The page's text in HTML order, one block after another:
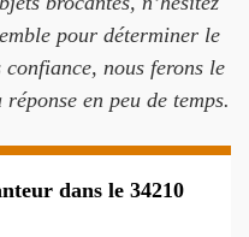
pour déterminer le
nous ferons le
en peu de temps.
dans le 34210